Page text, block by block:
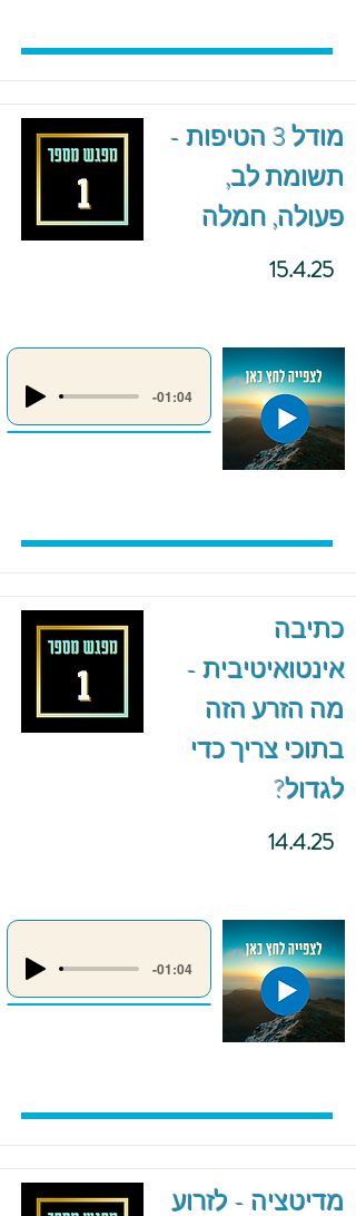
מודל 3 הטיפות -
תשומת לב,
פעולה, חמלה
15.4.25
-01:04
כתיבה
אינטואיטיבית -
מה הזרע הזה
בתוכי צריך כדי
לגדול?
14.4.25
-01:04
מדיטציה - לזרוע